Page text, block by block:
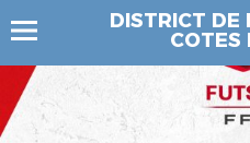
DISTRICT DE
COTES